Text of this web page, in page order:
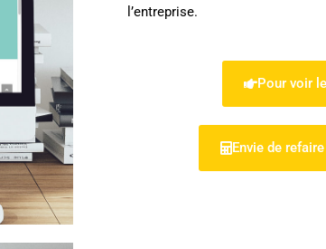
l’entreprise.
Pour voir
Envie de